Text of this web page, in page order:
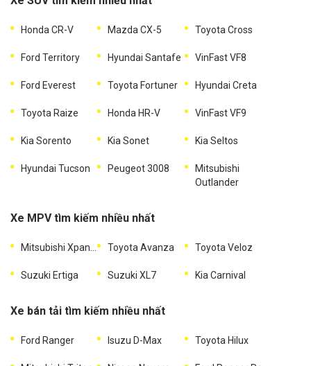
Honda CR-V Mazda CX-5 Toyota Cross
Ford Territory Hyundai Santafe VinFast VF8
Ford Everest Toyota Fortuner Hyundai Creta
Toyota Raize Honda HR-V VinFast VF9
Kia Sorento Kia Sonet Kia Seltos
Hyundai Tucson Peugeot 3008
Mitsubishi
Outlander
Xe MPV tìm kiếm nhiều nhất
Toyota Avanza Toyota Veloz
Suzuki Ertiga Suzuki XL7 Kia Carnival
Xe bán tải tìm kiếm nhiều nhất
Ford Ranger Isuzu D-Max Toyota Hilux